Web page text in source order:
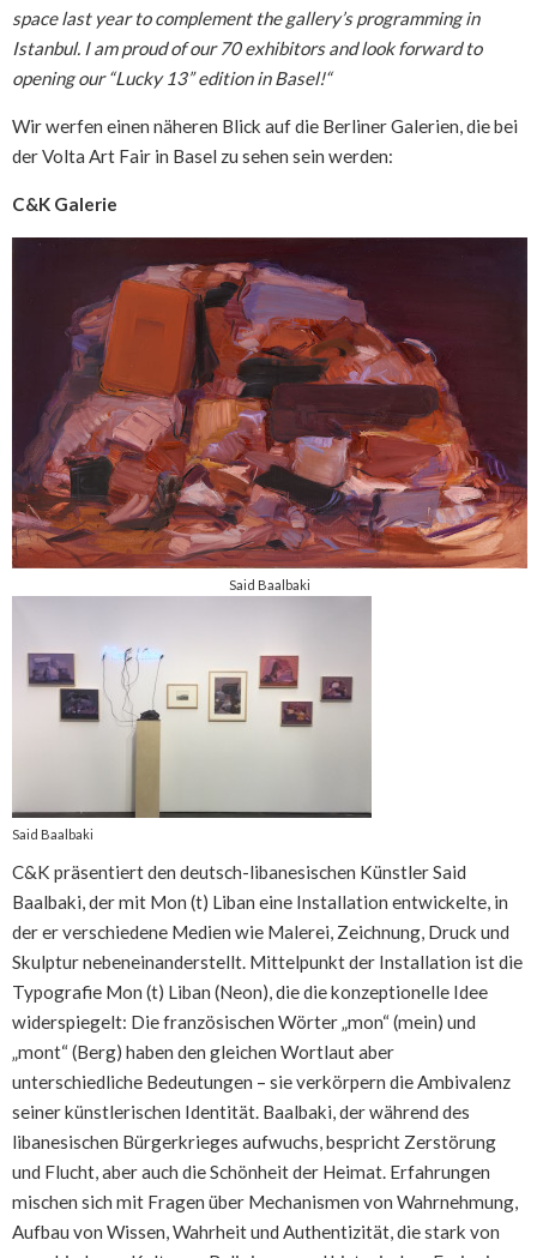
space last year to complement the gallery’s programming in
Istanbul. I am proud of our 70 exhibitors and look forward to
opening our “Lucky 13” edition in Basel!“
Wir werfen einen näheren Blick auf die Berliner Galerien, die bei
der Volta Art Fair in Basel zu sehen sein werden:
C&K Galerie
Said Baalbaki
Said Baalbaki
C&K präsentiert den deutsch-libanesischen Künstler Said
Baalbaki, der mit Mon (t) Liban eine Installation entwickelte, in
der er verschiedene Medien wie Malerei, Zeichnung, Druck und
Skulptur nebeneinanderstellt. Mittelpunkt der Installation ist die
Typografie Mon (t) Liban (Neon), die die konzeptionelle Idee
widerspiegelt: Die französischen Wörter „mon“ (mein) und
„mont“ (Berg) haben den gleichen Wortlaut aber
unterschiedliche Bedeutungen – sie verkörpern die Ambivalenz
seiner künstlerischen Identität. Baalbaki, der während des
libanesischen Bürgerkrieges aufwuchs, bespricht Zerstörung
und Flucht, aber auch die Schönheit der Heimat. Erfahrungen
mischen sich mit Fragen über Mechanismen von Wahrnehmung,
Aufbau von Wissen, Wahrheit und Authentizität, die stark von